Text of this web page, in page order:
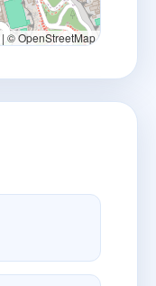
| © OpenStreetMap